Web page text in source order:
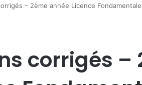
– 2ème année Licence
corrigés –